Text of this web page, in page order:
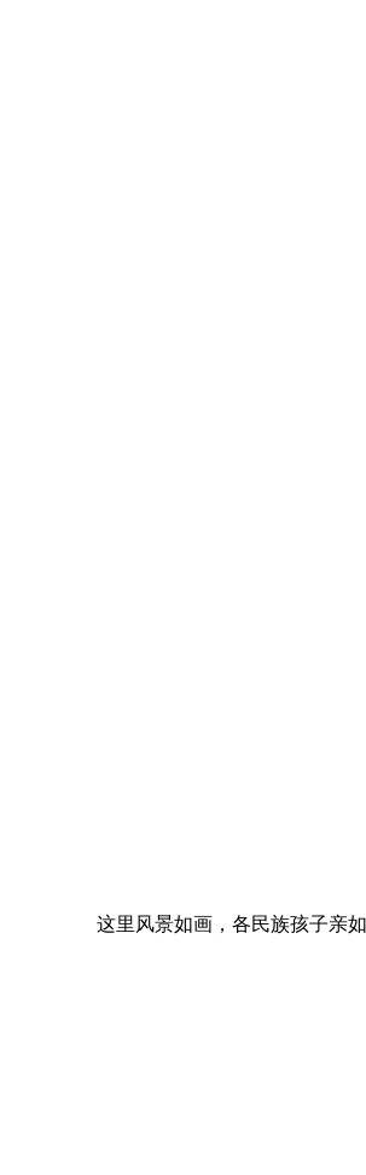
这里风景如画，各民族孩子亲如